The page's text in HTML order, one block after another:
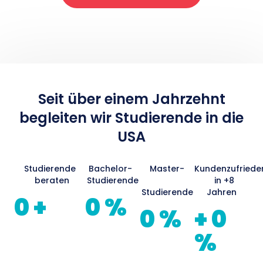
Seit über einem Jahrzehnt
begleiten wir Studierende in die
USA​
Studierende
beraten
0+
Bachelor-
Studierende
0%
Master-
Studierende
0%
in +8
Jahren
+0
%